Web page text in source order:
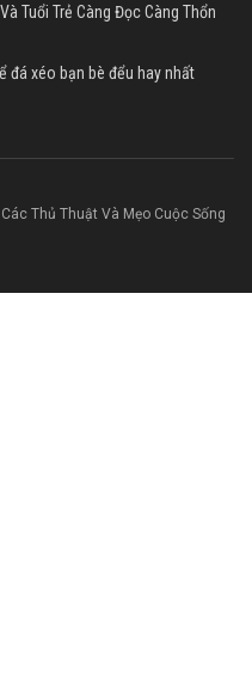
Tuổi Trẻ Càng Đọc Càng Thổn
đá xéo bạn bè đểu hay nhất
Thủ Thuật Và Mẹo Cuộc Sống